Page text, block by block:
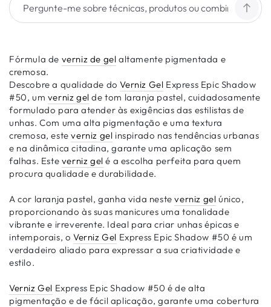
Fórmula de verniz de gel altamente pigmentada e
cremosa.
Descobre a qualidade doVerniz Gel Express Epic Shadow
#50, um verniz gel de tom laranja pastel, cuidadosamente
formulado para atender às exigências das estilistas de
unhas. Com uma alta pigmentação e uma textura
cremosa, esteverniz gel inspirado nas tendências urbanas
e na dinâmica citadina, garante uma aplicação sem
falhas. Este verniz gel é a escolha perfeita para quem
procura qualidade e durabilidade.
A cor laranja pastel, ganha vida nesteverniz gel único,
proporcionando às suas manicures uma tonalidade
vibrante e irreverente. Ideal para criar unhas épicas e
intemporais, o Verniz Gel Express Epic Shadow #50 é um
verdadeiro aliado para expressar a sua criatividade e
estilo.
Verniz Gel Express Epic Shadow #50 é de alta
pigmentação e de fácil aplicação, garante uma cobertura